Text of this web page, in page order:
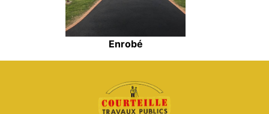
Enrobé